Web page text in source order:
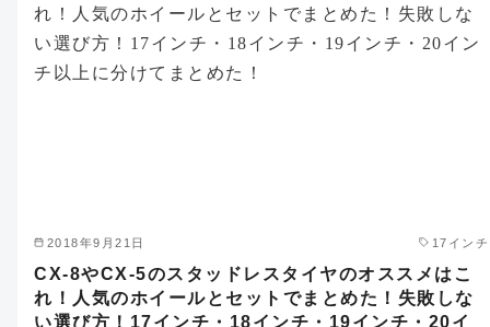
2018年9月21日 17インチ
CX-8やCX-5のスタッドレスタイヤのオススメはこ
れ！人気のホイールとセットでまとめた！失敗しな
い選び方！17インチ・18インチ・19インチ・20イ